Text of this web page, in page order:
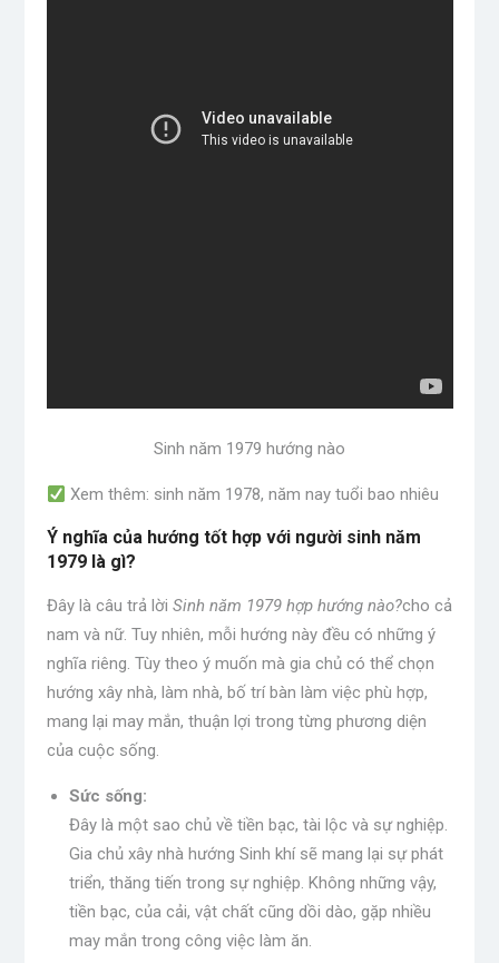
Sinh năm 1979 hướng nào
Xem thêm: sinh năm 1978, năm nay tuổi bao nhiêu
Ý nghĩa của hướng tốt hợp với người sinh năm
1979 là gì?
Đây là câu trả lời Sinh năm 1979 hợp hướng nào?cho cả
nam và nữ. Tuy nhiên, mỗi hướng này đều có những ý
nghĩa riêng. Tùy theo ý muốn mà gia chủ có thể chọn
hướng xây nhà, làm nhà, bố trí bàn làm việc phù hợp,
mang lại may mắn, thuận lợi trong từng phương diện
của cuộc sống.
Sức sống:
Đây là một sao chủ về tiền bạc, tài lộc và sự nghiệp.
Gia chủ xây nhà hướng Sinh khí sẽ mang lại sự phát
triển, thăng tiến trong sự nghiệp. Không những vậy,
tiền bạc, của cải, vật chất cũng dồi dào, gặp nhiều
may mắn trong công việc làm ăn.